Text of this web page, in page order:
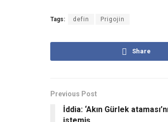
Tags: defin Prigojin
Share
Previous Post
İddia: ‘Akın Gürlek
istemiş